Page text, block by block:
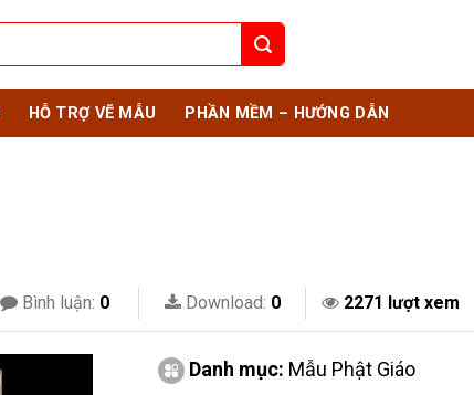
HỖ TRỢ VẼ MẪU PHẦN MỀM – HƯỚNG DẪN
Bình luận: 0 Download: 0 2271 lượt xem
Danh mục: Mẫu Phật Giáo